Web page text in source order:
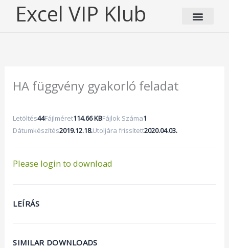
Excel VIP Klub
HA függvény gyakorló feladat
Letöltés44Fájlméret114.66 KBFájlok Száma1
Dátumkészítés2019.12.18.Utoljára frissített2020.04.03.
Please login to download
LEÍRÁS
SIMILAR DOWNLOADS